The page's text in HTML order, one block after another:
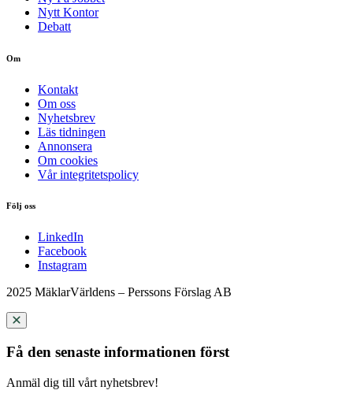
Nytt Kontor
Debatt
Om
Kontakt
Om oss
Nyhetsbrev
Läs tidningen
Annonsera
Om cookies
Vår integritetspolicy
Följ oss
LinkedIn
Facebook
Instagram
2025 MäklarVärldens – Perssons Förslag AB
Få den senaste informationen först
Anmäl dig till vårt nyhetsbrev!